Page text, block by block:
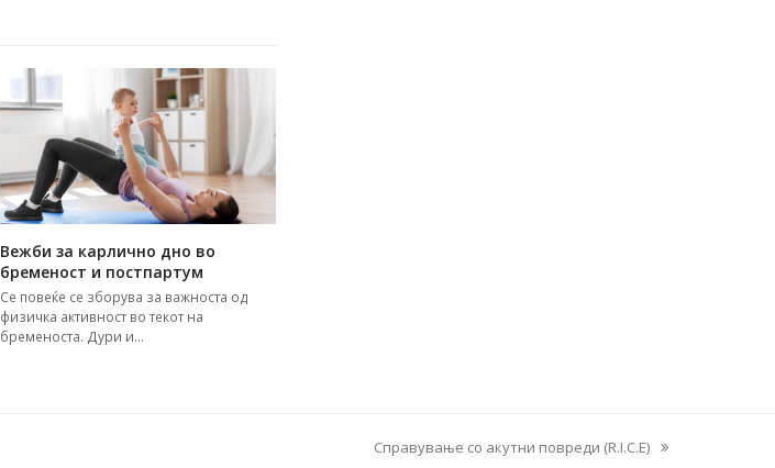
Вежби за карлично дно во
бременост и постпартум
Се повеќе се зборува за важноста од
физичка активност во текот на
бременоста. Дури и…
next
Справување со акутни повреди (R.I.C.E)